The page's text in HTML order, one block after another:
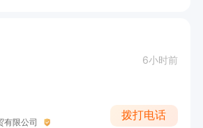
6小时前
有限公司
拨打电话